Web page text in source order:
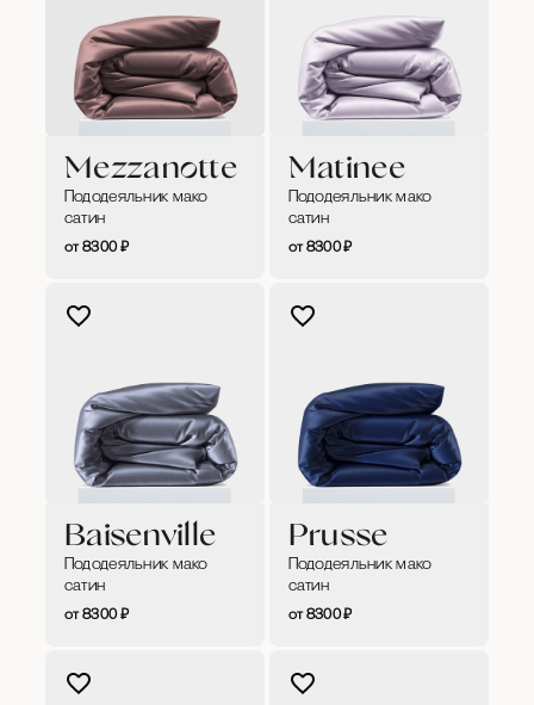
Mezzanotte
Пододеяльник мако
сатин
8300₽
Matinee
Пододеяльник мако
сатин
8300₽
Baisenville
Пододеяльник мако
сатин
8300₽
Prusse
Пододеяльник мако
сатин
8300₽